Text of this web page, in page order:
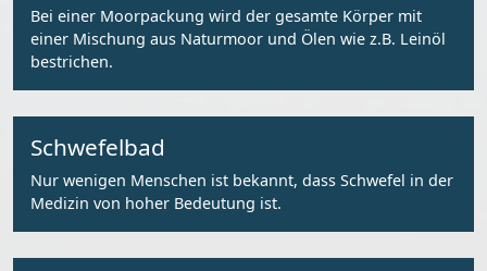
Bei einer Moorpackung wird der gesamte Körper mit
einer Mischung aus Naturmoor und Ölen wie z.B. Leinöl
bestrichen.
Schwefelbad
Nur wenigen Menschen ist bekannt, dass Schwefel in der
Medizin von hoher Bedeutung ist.